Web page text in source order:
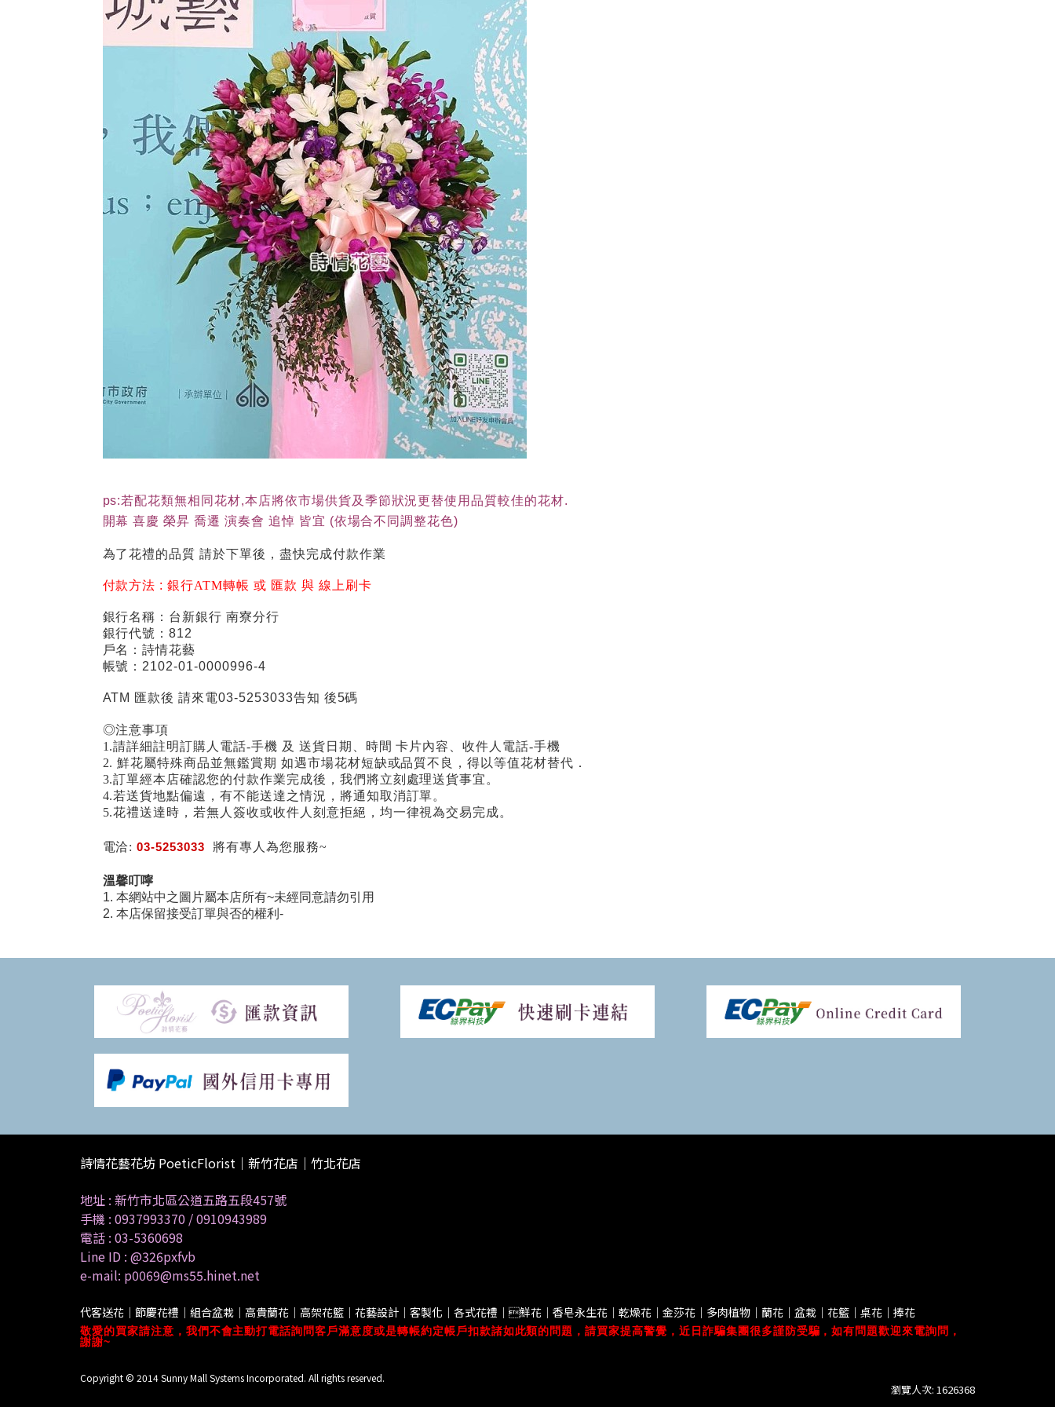
ps:若配花類無相同花材,本店將依市場供貨及季節狀況更替使用品質較佳的花材.
開幕 喜慶 榮昇 喬遷 演奏會 追悼 皆宜 (依場合不同調整花色)
為了花禮的品質 請於下單後，盡快完成付款作業
付款方法 :銀行ATM轉帳 或 匯款 與 線上刷卡
銀行名稱：台新銀行 南寮分行
銀行代號：812
戶名：詩情花藝
帳號：2102-01-0000996-4
ATM 匯款後 請來電03-5253033告知 後5碼
◎注意事項
1.請詳細註明訂購人電話-手機 及 送貨日期、時間 卡片內容、收件人電話-手機
2. 鮮花屬特殊商品並無鑑賞期 如遇市場花材短缺或品質不良，得以等值花材替代．
3.訂單經本店確認您的付款作業完成後，我們將立刻處理送貨事宜。
4.若送貨地點偏遠，有不能送達之情況，將通知取消訂單。
5.花禮送達時，若無人簽收或收件人刻意拒絕，均一律視為交易完成。
電洽:03-5253033 將有專人為您服務~
溫馨叮嚀
1. 本網站中之圖片屬本店所有~未經同意請勿引用
2. 本店保留接受訂單與否的權利-
詩情花藝花坊 PoeticFlorist｜新竹花店｜竹北花店
地址 : 新竹市北區公道五路五段457號
手機 : 0937993370 /0910943989
電話 : 03-5360698
Line ID : @326pxfvb
e-mail: p0069@ms55.hinet.net
代客送花｜節慶花禮｜組合盆栽｜高貴蘭花｜高架花籃｜花藝設計｜客製化｜各式花禮｜鮮花｜香皂永生花｜乾燥花｜金莎花｜多肉植物｜蘭花｜盆栽｜花籃｜桌花｜捧花
敬愛的買家請注意，我們不會主動打電話詢問客戶滿意度或是轉帳約定帳戶扣款諸如此類的問題，請買家提高警覺，近日詐騙集團很多謹防受騙，如有問題歡迎來電詢問，
謝謝~
Copyright © 2014 Sunny Mall Systems Incorporated. All rights reserved.
瀏覽人次: 1626368